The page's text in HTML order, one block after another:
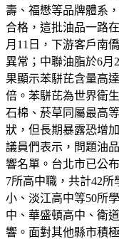
壽、福懋等品牌體系
合格，這批油品一路
月11日，下游客戶南
異常；中聯油脂於6月
果顯示苯駢芘含量高
倍。苯駢芘為世界衛
石棉、菸草同屬最高
狀，但長期暴露恐增
議員們表示，問題油
響名單。台北市已公
7所高中職，共計42
小、淡江高中等50所
中、華盛頓高中、衛
響。面對其他縣市積